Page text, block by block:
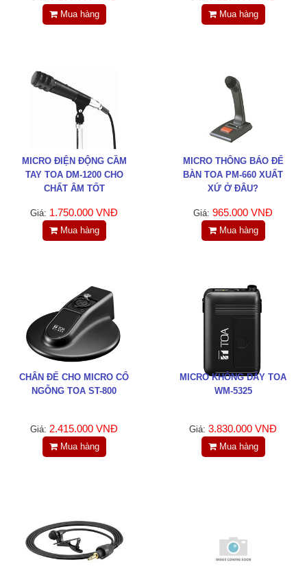
Mua hàng Mua hàng
MICRO ĐIỆN ĐỘNG CẦM
TAY TOA DM-1200 CHO
CHẤT ÂM TỐT
Giá: 1.750.000 VNĐ
Mua hàng
MICRO THÔNG BÁO ĐỂ
BÀN TOA PM-660 XUẤT
XỨ Ở ĐÂU?
Giá: 965.000 VNĐ
Mua hàng
CHÂN ĐẾ CHO MICRO CỔ
NGỖNG TOA ST-800
Giá: 2.415.000 VNĐ
Mua hàng
MICRO KHÔNG DÂY TOA
WM-5325
Giá: 3.830.000 VNĐ
Mua hàng
Tin tức
Đóng
TRÊN MẠNG XÃ HỘI
Facebook
Twitter
LIÊN HỆ
HotLine
0988829841
©COPYRIGHT 2019. ALL RIGHTS RESERVED